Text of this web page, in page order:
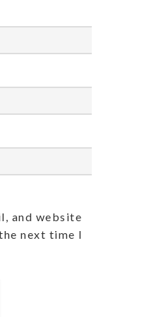
and website
next time I